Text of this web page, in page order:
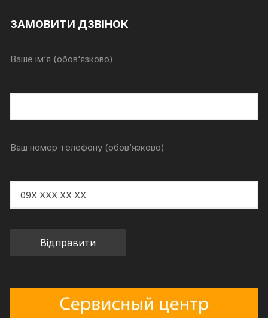
ЗАМОВИТИ ДЗВІНОК
Ваше ім‘я (обов‘язково)
Ваш номер телефону (обов‘язково)